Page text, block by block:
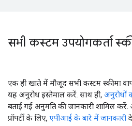
सभी कस्टम उपयोगकर्ता
एक ही खाते में मौजूद सभी कस्टम स्कीमा
यह अनुरोध इस्तेमाल करें. साथ ही, अनुरोधों
बताई गई अनुमति की जानकारी शामिल
प्रॉपर्टी के लिए, एपीआई के बारे में जानकारी